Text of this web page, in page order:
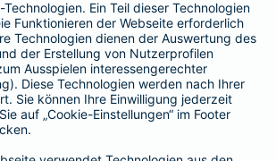
BELIEBTE SEITEN
Zusatzversicherung
Tierversicherungen
Haftpflichtversicherung
Hausratversicherung